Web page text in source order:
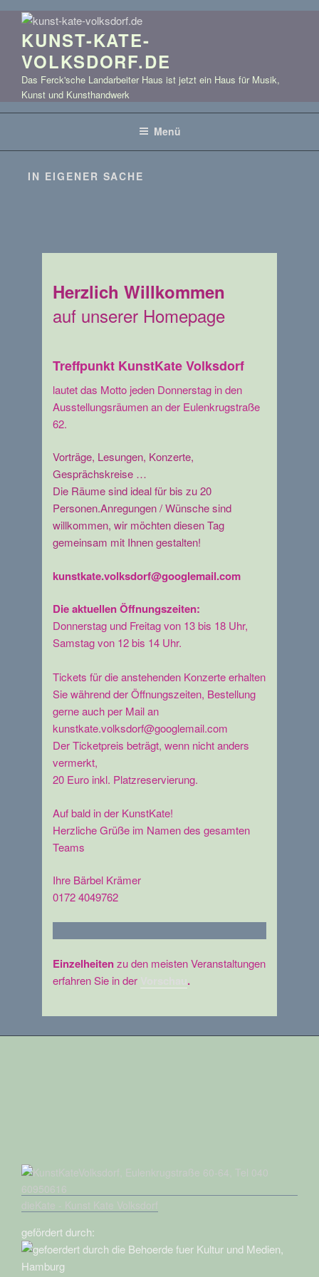
Inhalt
springenKUNST-KATE-
VOLKSDORF.DE
Das Ferck'sche Landarbeiter Haus ist jetzt ein Haus für Musik,
Kunst und Kunsthandwerk
Menü
IN EIGENER SACHE
Herzlich Willkommen
auf unserer Homepage
Treffpunkt KunstKate Volksdorf
lautet das Motto jeden Donnerstag in den
Ausstellungsräumen an der Eulenkrugstraße
62.
Vorträge, Lesungen, Konzerte,
Gesprächskreise …
Die Räume sind ideal für bis zu 20
Personen.Anregungen / Wünsche sind
willkommen, wir möchten diesen Tag
gemeinsam mit Ihnen gestalten!
kunstkate.volksdorf@googlemail.com
Die aktuellen Öffnungszeiten:
Donnerstag und Freitag von 13 bis 18 Uhr,
Samstag von 12 bis 14 Uhr.
Tickets für die anstehenden Konzerte erhalten
Sie während der Öffnungszeiten, Bestellung
gerne auch per Mail an
kunstkate.volksdorf@googlemail.com
Der Ticketpreis beträgt, wenn nicht anders
vermerkt,
20 Euro inkl. Platzreservierung.
Auf bald in der KunstKate!
Herzliche Grüße im Namen des gesamten
Teams
Ihre Bärbel Krämer
0172 4049762
Einzelheitenzu den meisten Veranstaltungen
erfahren Sie in der
.
gefördert durch: